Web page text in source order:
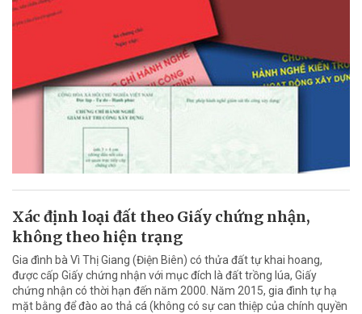
Xác định loại đất theo Giấy chứng nhận,
không theo hiện trạng
Gia đình bà Vì Thị Giang (Điện Biên) có thửa đất tự khai hoang,
được cấp Giấy chứng nhận với mục đích là đất trồng lúa, Giấy
chứng nhận có thời hạn đến năm 2000. Năm 2015, gia đình tự hạ
mặt bằng để đào ao thả cá (không có sự can thiệp của chính quyền